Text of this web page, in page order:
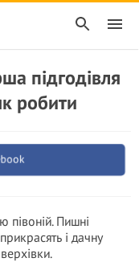
підгодівля
робити
півоній. Пишні
і дачну